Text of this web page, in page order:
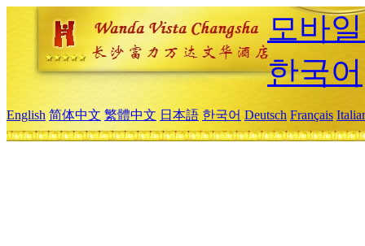
모바
한국어
English 简体中文 繁體中文 日本語 한국어 Deutsch Français